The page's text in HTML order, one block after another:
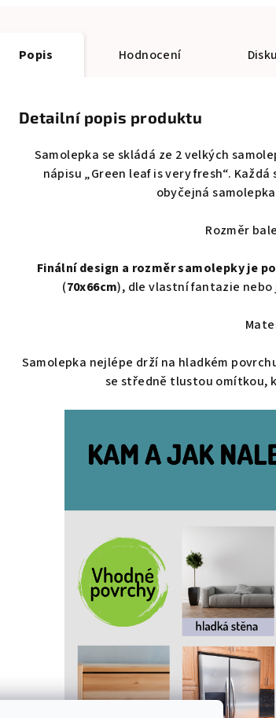
Popis Hodnocení
Detailní popis produktu
Samolepka se skládá ze 2 velkých
nápisu „Green leaf is very fresh“.
obyčejná
Rozměr
Finální design a rozměr samolepky je
(70x66cm), dle vlastní fantazie
Samolepka nejlépe drží na hladkém
se středně tlustou omítkou,